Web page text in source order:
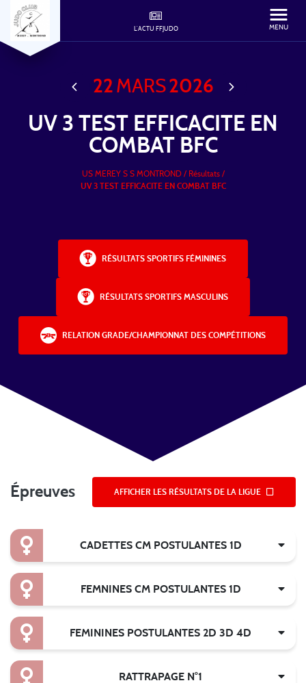
L'ACTU FFJUDO MENU
22 MARS2026
UV 3 TEST EFFICACITE EN
COMBAT BFC
US MEREY S S MONTROND/ Résultats /
UV 3 TEST EFFICACITE EN COMBAT BFC
RÉSULTATS SPORTIFS FÉMININES
RÉSULTATS SPORTIFS MASCULINS
RELATION GRADE/CHAMPIONNAT DES COMPÉTITIONS
Épreuves AFFICHER LES RÉSULTATS DE LA LIGUE
CADETTES CM POSTULANTES 1D
FEMNINES CM POSTULANTES 1D
FEMININES POSTULANTES 2D 3D 4D
RATTRAPAGE N°1